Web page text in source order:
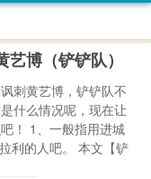
博（铲铲队）
刺黄艺博，铲铲队不
什么情况呢，现在让
！ 1、一般指用进城
利的人吧。 本文【铲